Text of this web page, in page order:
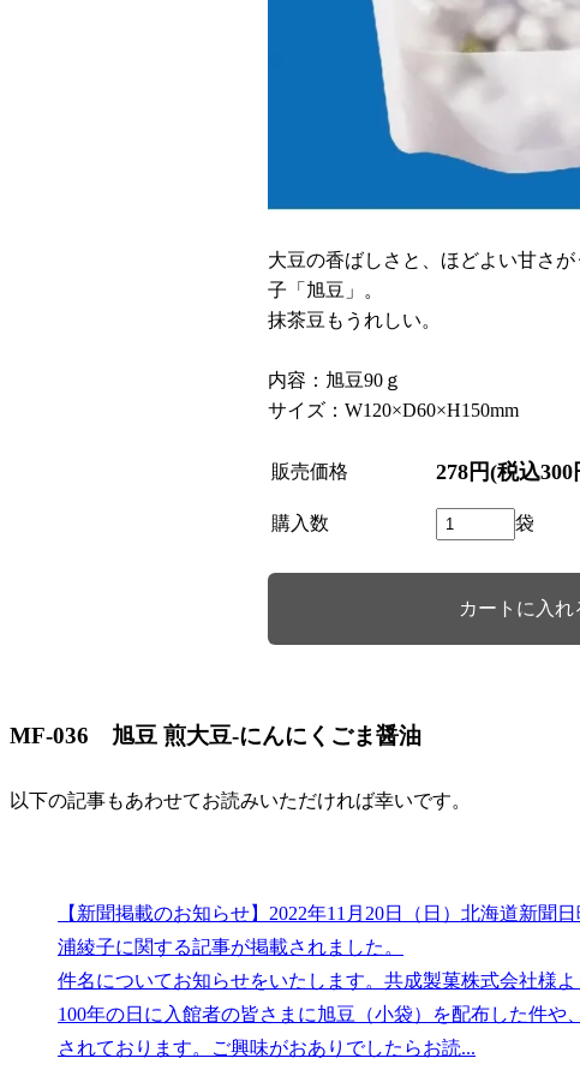
大豆の香ばしさと、ほどよい甘さ
子「旭豆」。
抹茶豆もうれしい。
内容：旭豆90ｇ
サイズ：W120×D60×H150mm
販売価格 278円(税込300
購入数 袋
MF-036 旭豆 煎大豆-にんにくごま醤油
以下の記事もあわせてお読みいただければ幸いです。
【新聞掲載のお知らせ】2022年11月20日（日）北海道新聞
浦綾子に関する記事が掲載されました。
件名についてお知らせをいたします。共成製菓株式会社様
100年の日に入館者の皆さまに旭豆（小袋）を配布した件
されております。ご興味がおありでしたらお読...